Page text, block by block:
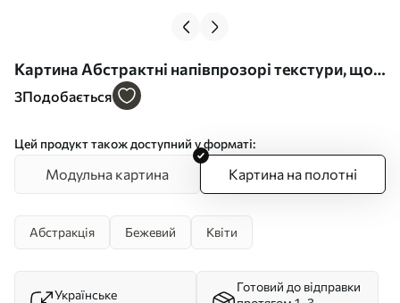
Картина Абстрактні напівпрозорі текстури, що
нагадують пелюстки, у відтінках персикового,
3Подобається
Цей продукт також доступний у форматі:
Модульна картина Картина на полотні
Абстракція Бежевий Квіти
Українське
Готовий до відправки